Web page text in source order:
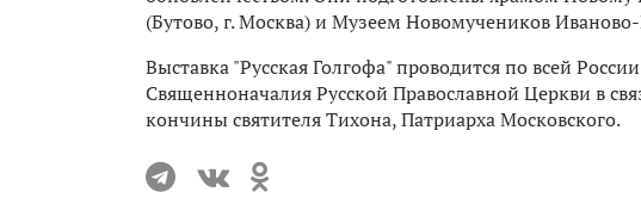
(Бутово, г. Москва) и Музеем Новомучеников
Выставка "Русская Голгофа" проводится по всей
Священноначалия Русской Православной Церкви в
кончины святителя Тихона, Патриарха Московского.